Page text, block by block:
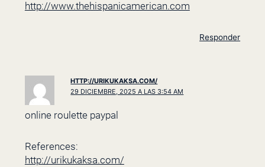
http://www.thehispanicamerican.com
Responder
HTTP://URIKUKAKSA.COM/
29 DICIEMBRE, 2025 A LAS 3:54 AM
online roulette paypal
References:
http://urikukaksa.com/